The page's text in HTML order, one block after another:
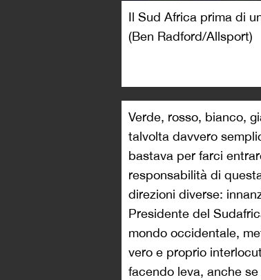
Il Sud Africa prima di
(Ben Radford/Allsport)
Verde, rosso, bianco,
talvolta davvero
bastava per farci
responsabilità di
direzioni diverse:
Presidente del
mondo occidentale,
vero e proprio
facendo leva, anche